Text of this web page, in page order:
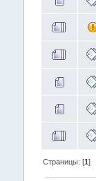
Страницы: [1]